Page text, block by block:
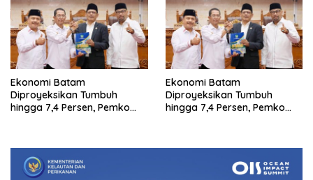
Ekonomi Batam
Diproyeksikan Tumbuh
hingga 7,4 Persen, Pemko
Ekonomi Batam
Diproyeksikan Tumbuh
hingga 7,4 Persen, Pemko